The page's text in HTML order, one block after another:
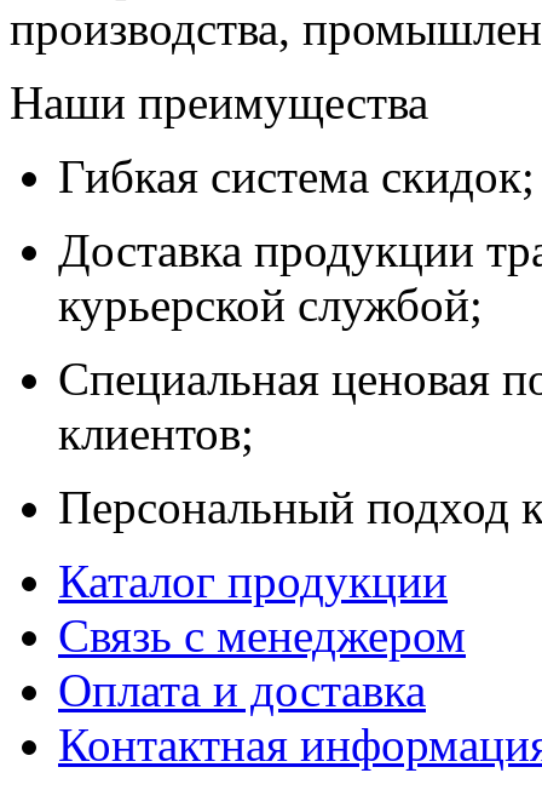
производства,
Наши преимущества
Гибкая система скидок;
Доставка продукции
курьерской службой;
Специальная ценовая
клиентов;
Персональный подход
Каталог продукции
Связь с менеджером
Оплата и доставка
Контактная